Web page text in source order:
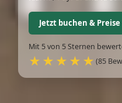
Jetzt buchen & Preise
Mit 5 von 5 Sternen
★★★★★ (85